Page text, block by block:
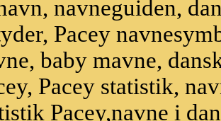
navneguiden,
Pacey
baby mavne,
Pacey statistik,
Pacey,navne i